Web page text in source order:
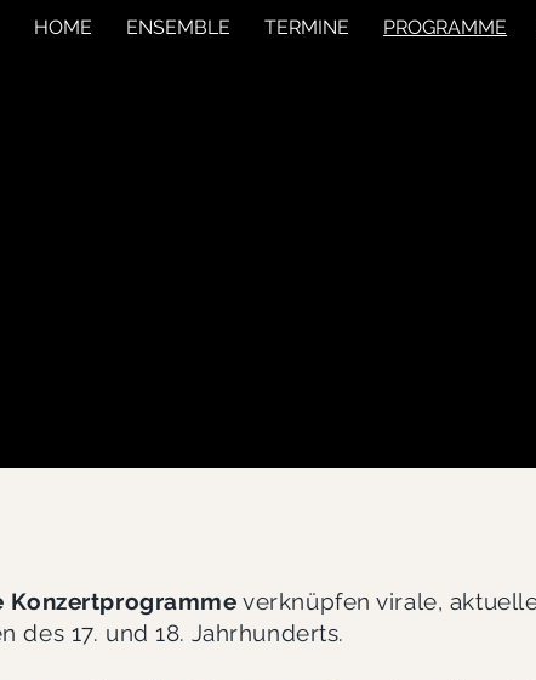
HOME ENSEMBLE TERMINE PROGRAMME
Konzertprogramme verknüpfen virale,
des 17. und 18. Jahrhunderts.